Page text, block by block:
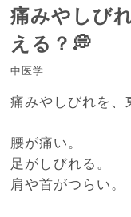
痛みやしび
える？💭
中医学
痛みやしびれを、
腰が痛い。
足がしびれる。
肩や首がつらい。